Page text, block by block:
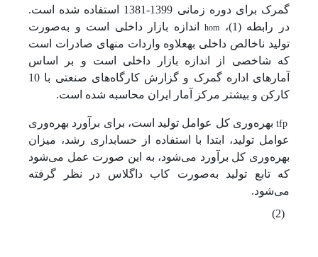
گمرک برای دوره زمانی 1399-1381 استفاده شده است.
در رابطه (1)،
homاندازه بازار داخلی است و به‌صورت
تولید ناخالص داخلی به­علاوه واردات منهای صادرات است
که شاخصی از اندازه بازار داخلی است و بر اساس
آمارهای اداره گمرک و گزارش کارگاه‌های صنعتی با 10
کارکن و بیشتر مرکز آمار ایران محاسبه شده است.
tfp بهره‌وری کل عوامل تولید است، برای برآورد بهره‌وری
عوامل تولید، ابتدا با استفاده از حسابداری رشد، میزان
بهره‌وری کل برآورد می‌شود، به این صورت عمل می‌شود
که تابع تولید به‌صورت کاب داگلاس در نظر گرفته
می‌شود.
(2)